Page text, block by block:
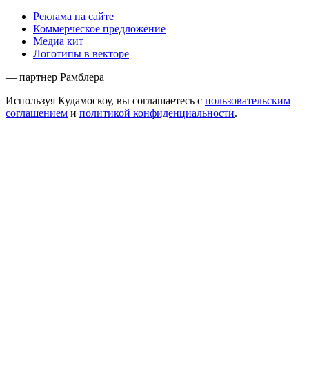
Реклама на сайте
Коммерческое предложение
Медиа кит
Логотипы в векторе
— партнер Рамблера
Используя Кудамоскоу, вы соглашаетесь с пользовательским
соглашением и политикой конфиденциальности.